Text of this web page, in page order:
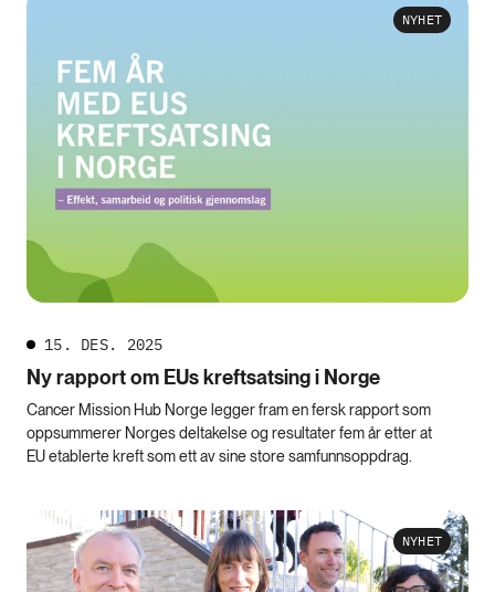
NYHET
15. DES. 2025
Ny rapport om EUs kreftsatsing i Norge
Cancer Mission Hub Norge legger fram en fersk rapport som
oppsummerer Norges deltakelse og resultater fem år etter at
EU etablerte kreft som ett av sine store samfunnsoppdrag.
NYHET